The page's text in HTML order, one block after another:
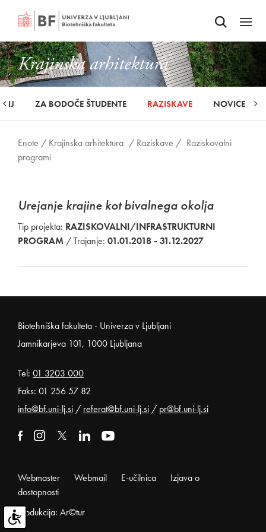
Odpri iskalnik
Odpri
Krajinska arhitektura
ZA BODOČE ŠTUDENTE RAZISKAVE NOVICE
Enote / Krajinska arhitektura / Raziskave / Raziskovalni
programi
Urejanje krajine kot bivalnega okolja
Tip projekta: RAZISKOVALNI/INFRASTRUKTURNI
PROGRAM / Trajanje: 01.01.2018 - 31.12.2027
Noga strani
Biotehniška fakulteta - Univerza v Ljubljani
Jamnikarjeva 101, 1000 Ljubljana
Tel: 01 3203 000
Faks: 01 256 57 82
info@bf.uni-lj.si / referat@bf.uni-lj.si / pr@bf.uni-lj.si
Webmaster Webmail E-učilnica
Izjava o
dostopnosti
Produkcija: Ar©tur